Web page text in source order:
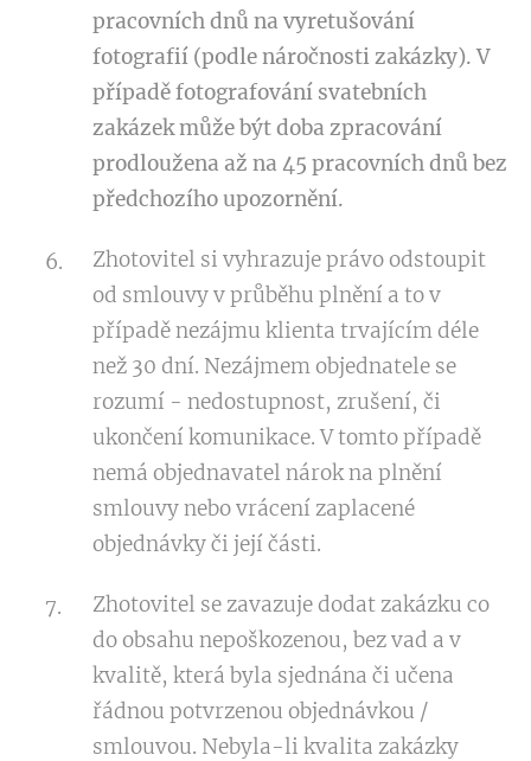
pracovních dnů na vyretušování
fotografií (podle náročnosti zakázky). V
případě fotografování svatebních
zakázek může být doba zpracování
prodloužena až na 45 pracovních dnů bez
předchozího upozornění.
Zhotovitel si vyhrazuje právo odstoupit
od smlouvy v průběhu plnění a to v
případě nezájmu klienta trvajícím déle
než 30 dní. Nezájmem objednatele se
rozumí - nedostupnost, zrušení, či
ukončení komunikace. V tomto případě
nemá objednavatel nárok na plnění
smlouvy nebo vrácení zaplacené
objednávky či její části.
Zhotovitel se zavazuje dodat zakázku co
do obsahu nepoškozenou, bez vad a v
kvalitě, která byla sjednána či učena
řádnou potvrzenou objednávkou /
smlouvou. Nebyla-li kvalita zakázky